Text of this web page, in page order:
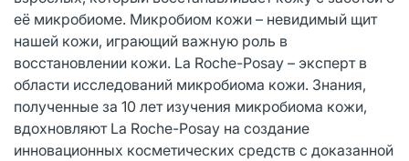
её микробиоме. Микробиом кожи – невидимый щит
нашей кожи, играющий важную роль в
восстановлении кожи. La Roche-Posay – эксперт в
области исследований микробиома кожи. Знания,
полученные за 10 лет изучения микробиома кожи,
вдохновляют La Roche-Posay на создание
инновационных косметических средств с доказанной